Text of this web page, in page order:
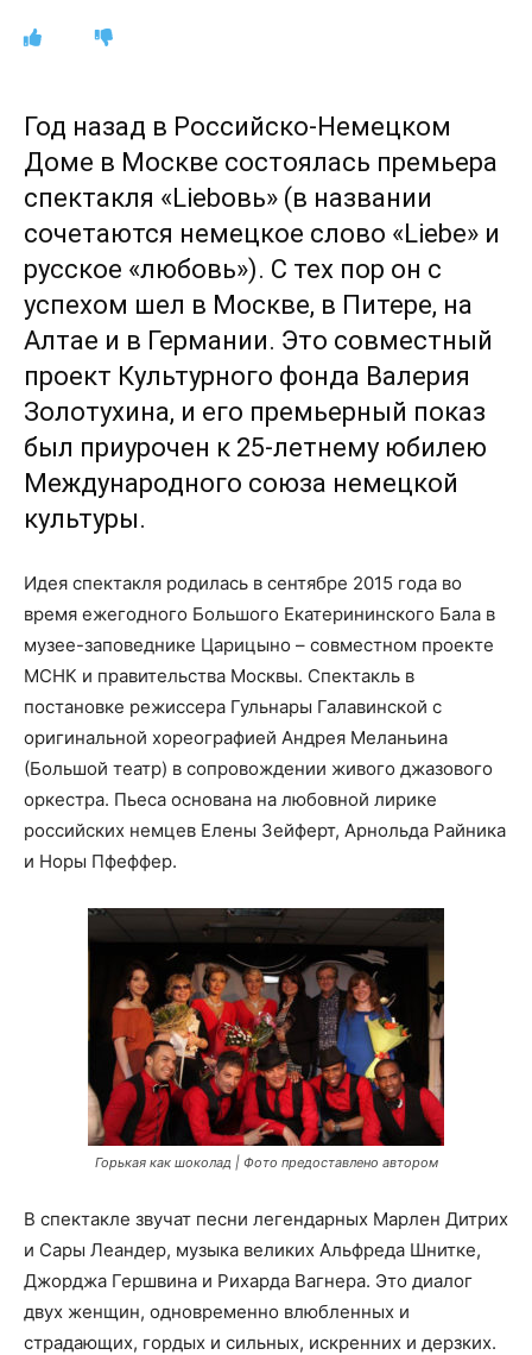
Год назад в Российско-Немецком
Доме в Москве состоялась премьера
спектакля «Liebовь» (в названии
сочетаются немецкое слово «Liebe» и
русское «любовь»). С тех пор он с
успехом шел в Москве, в Питере, на
Алтае и в Германии. Это совместный
проект Культурного фонда Валерия
Золотухина, и его премьерный показ
был приурочен к 25-летнему юбилею
Международного союза немецкой
культуры.
Идея спектакля родилась в сентябре 2015 года во
время ежегодного Большого Екатерининского Бала в
музее-заповеднике Царицыно – совместном проекте
МСНК и правительства Москвы. Спектакль в
постановке режиссера Гульнары Галавинской с
оригинальной хореографией Андрея Меланьина
(Большой театр) в сопровождении живого джазового
оркестра. Пьеса основана на любовной лирике
российских немцев Елены Зейферт, Арнольда Райника
и Норы Пфеффер.
Горькая как шоколад | Фото предоставлено автором
В спектакле звучат песни легендарных Марлен Дитрих
и Сары Леандер, музыка великих Альфреда Шнитке,
Джорджа Гершвина и Рихарда Вагнера. Это диалог
двух женщин, одновременно влюбленных и
страдающих, гордых и сильных, искренних и дерзких.